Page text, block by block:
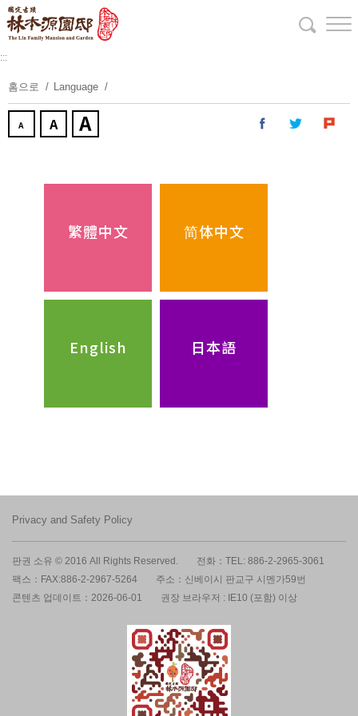
주
요
보
기
:::
홈으로 Language
繁體中文 简体中文
English 日本語
Privacy and Safety Policy
판권 소유 © 2016 All Rights Reserved.
전화：TEL: 886-2-2965-3061
팩스：FAX:886-2-2967-5264
주소：신베이시 판교구 시멘가59번
콘텐츠 업데이트：2026-06-01
권장 브라우저 : IE10 (포함) 이상